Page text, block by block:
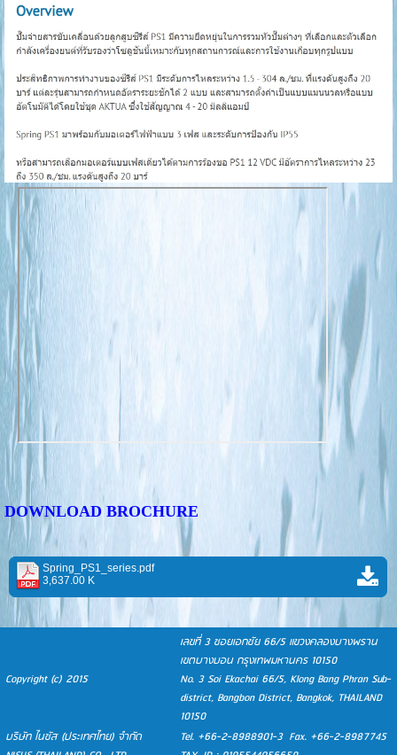
DOWNLOAD BROCHURE
Spring_PS1_series.pdf
3,637.00 K
Copyright (c) 2015
เลขที่ 3 ซอยเอกชัย 66/5 แขวงคลองบางพราน
เขตบางบอน กรุงเทพมหานคร 10150
No. 3 Soi Ekachai 66/5, Klong Bang Phran Sub-
district, Bangbon District, Bangkok, THAILAND
10150
บริษัท ไนซัส (ประเทศไทย) จำกัด
Tel. +66-2-8988901-3 Fax. +66-2-8987745